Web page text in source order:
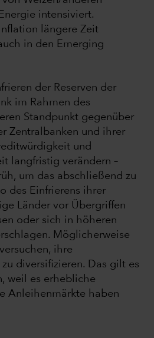
intensiviert.
längere Zeit
in den Emerging
der Reserven der
im Rahmen des
Standpunkt gegenüber
Zentralbanken und ihrer
und
langfristig verändern –
um das abschließend zu
des Einfrierens ihrer
Länder vor Übergriffen
oder sich in höheren
Möglicherweise
ihre
diversifizieren. Das gilt es
weil es erhebliche
Anleihenmärkte haben